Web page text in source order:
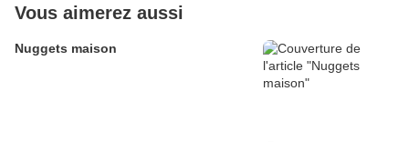
Vous aimerez aussi
Nuggets maison